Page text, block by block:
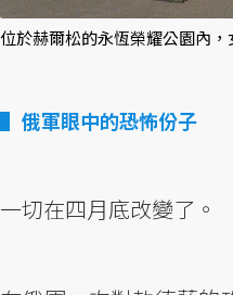
位於赫爾松的永恆榮耀公園內
俄軍眼中的恐怖份子
一切在四月底改變了。